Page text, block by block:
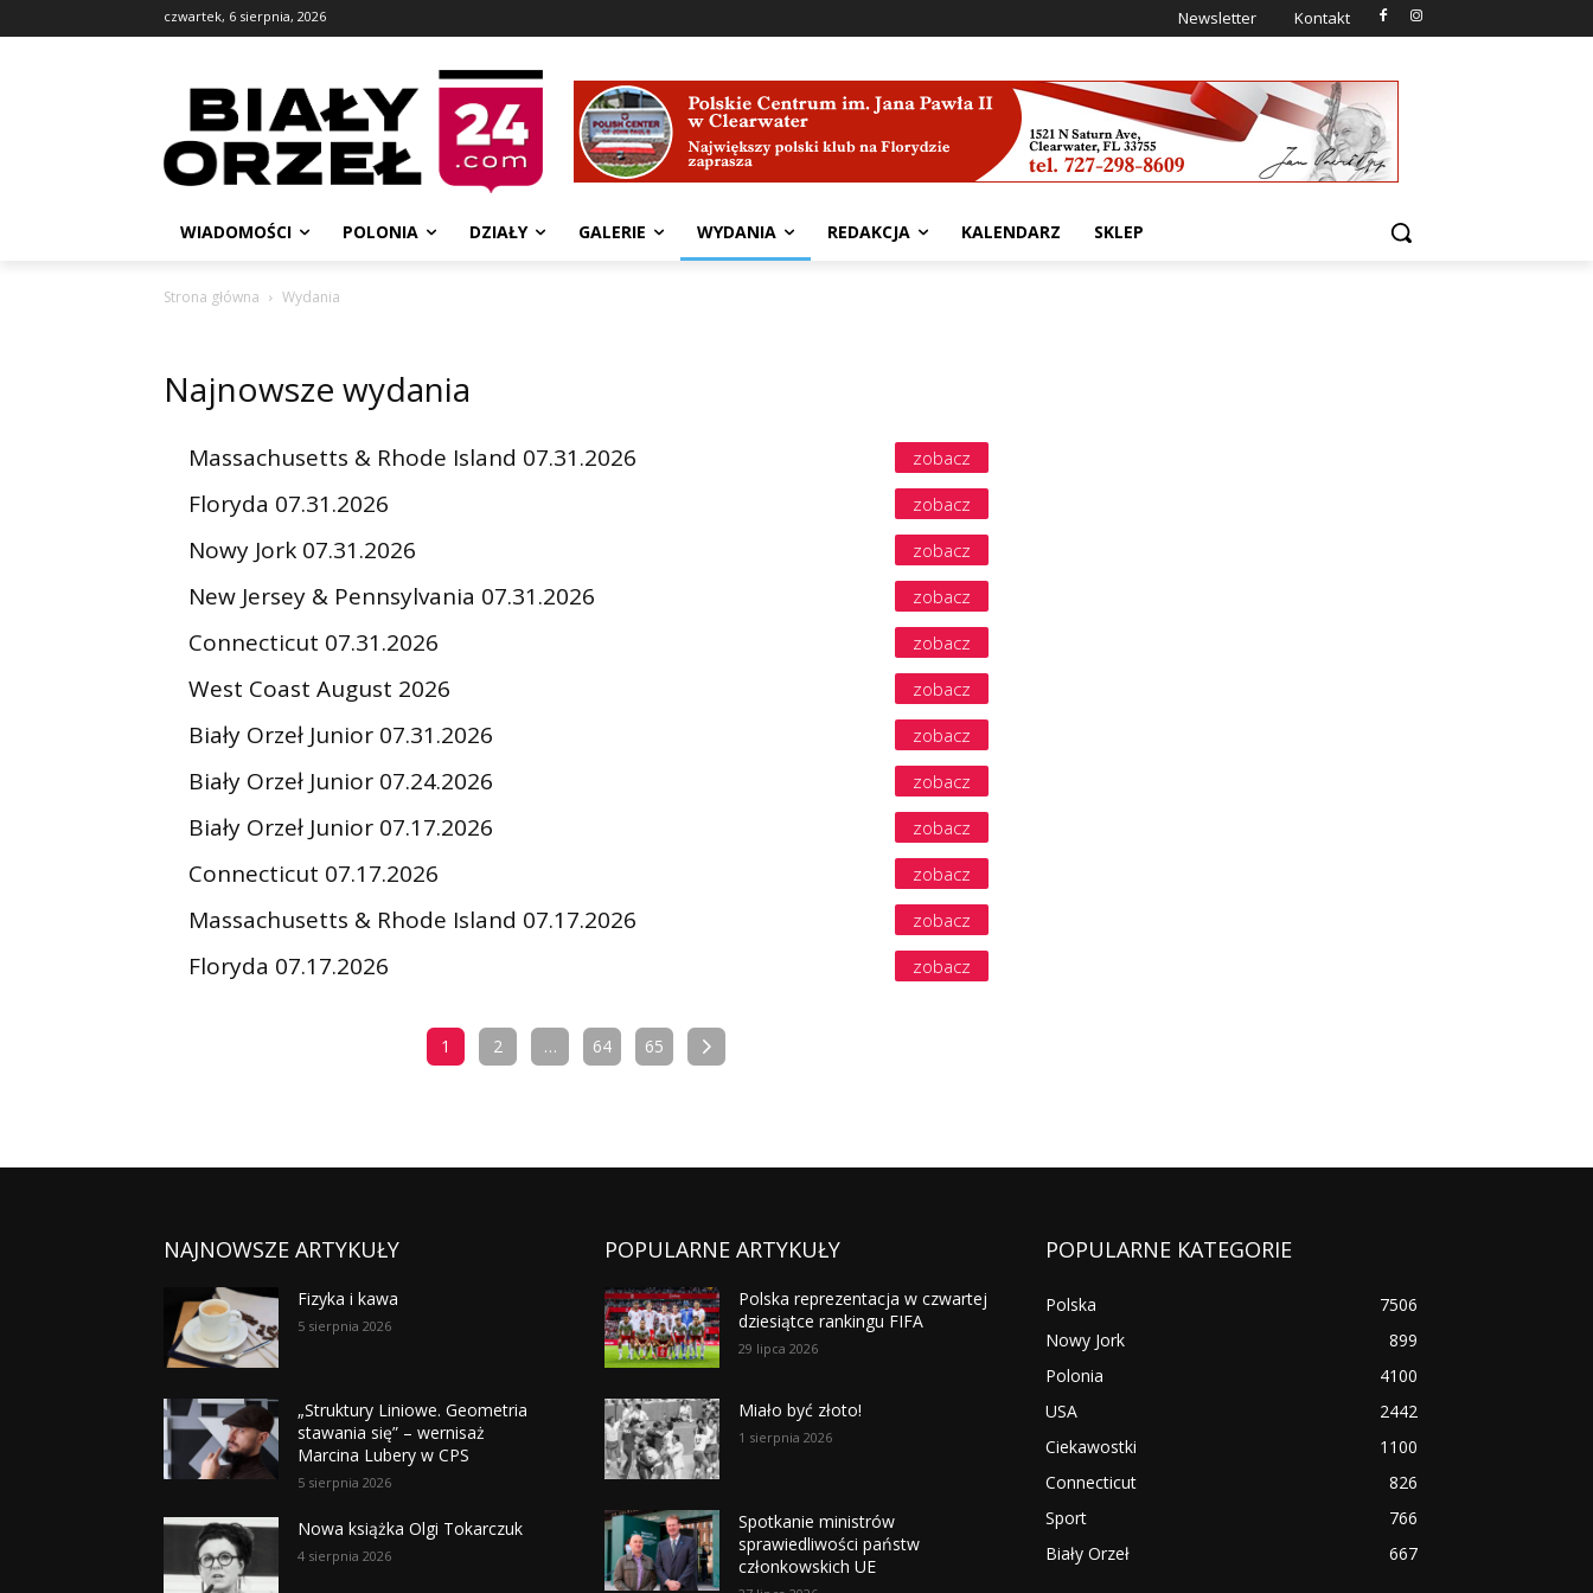
czwartek, 6 sierpnia, 2026 Newsletter Kontakt
WIADOMOŚCI POLONIA DZIAŁY GALERIE WYDANIA REDAKCJA KALENDARZ SKLEP
Strona główna Wydania
Najnowsze wydania
Massachusetts & Rhode Island 07.31.2026 zobacz
Floryda 07.31.2026 zobacz
Nowy Jork 07.31.2026 zobacz
New Jersey & Pennsylvania 07.31.2026 zobacz
Connecticut 07.31.2026 zobacz
West Coast August 2026 zobacz
Biały Orzeł Junior 07.31.2026 zobacz
Biały Orzeł Junior 07.24.2026 zobacz
Biały Orzeł Junior 07.17.2026 zobacz
Connecticut 07.17.2026 zobacz
Massachusetts & Rhode Island 07.17.2026 zobacz
Floryda 07.17.2026 zobacz
1 2 … 64 65
NAJNOWSZE ARTYKUŁY
Fizyka i kawa
5 sierpnia 2026
„Struktury Liniowe. Geometria
stawania się” – wernisaż
Marcina Lubery w CPS
5 sierpnia 2026
Nowa książka Olgi Tokarczuk
4 sierpnia 2026
POPULARNE ARTYKUŁY
Polska reprezentacja w czwartej
dziesiątce rankingu FIFA
29 lipca 2026
Miało być złoto!
1 sierpnia 2026
Spotkanie ministrów
sprawiedliwości państw
członkowskich UE
POPULARNE KATEGORIE
Polska
7506
Nowy Jork
899
Polonia
4100
USA
2442
Ciekawostki
1100
Connecticut
826
Sport
766
Biały Orzeł
667